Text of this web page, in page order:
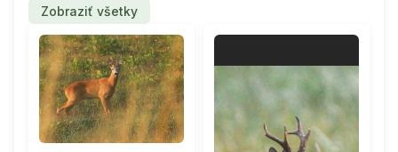
Zobraziť všetky